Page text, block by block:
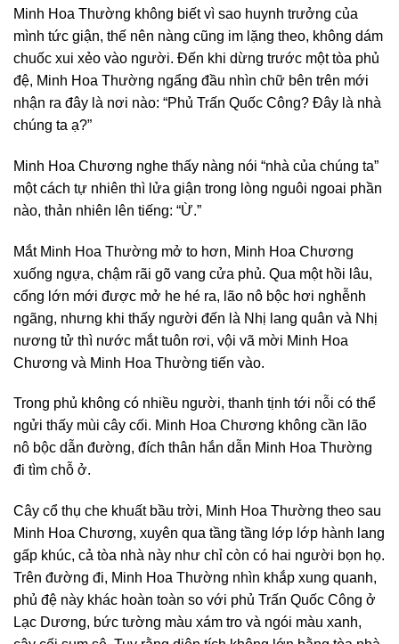
Minh Hoa Thường không biết vì sao huynh trưởng của
mình tức giận, thế nên nàng cũng im lặng theo, không dám
chuốc xui xẻo vào người. Đến khi dừng trước một tòa phủ
đệ, Minh Hoa Thường ngẩng đầu nhìn chữ bên trên mới
nhận ra đây là nơi nào: “Phủ Trấn Quốc Công? Đây là nhà
chúng ta ạ?”
Minh Hoa Chương nghe thấy nàng nói “nhà của chúng ta”
một cách tự nhiên thì lửa giận trong lòng nguôi ngoai phần
nào, thản nhiên lên tiếng: “Ừ.”
Mắt Minh Hoa Thường mở to hơn, Minh Hoa Chương
xuống ngựa, chậm rãi gõ vang cửa phủ. Qua một hồi lâu,
cổng lớn mới được mở he hé ra, lão nô bộc hơi nghễnh
ngãng, nhưng khi thấy người đến là Nhị lang quân và Nhị
nương tử thì nước mắt tuôn rơi, vội vã mời Minh Hoa
Chương và Minh Hoa Thường tiến vào.
Trong phủ không có nhiều người, thanh tịnh tới nỗi có thể
ngửi thấy mùi cây cối. Minh Hoa Chương không cần lão
nô bộc dẫn đường, đích thân hắn dẫn Minh Hoa Thường
đi tìm chỗ ở.
Cây cổ thụ che khuất bầu trời, Minh Hoa Thường theo sau
Minh Hoa Chương, xuyên qua tầng tầng lớp lớp hành lang
gấp khúc, cả tòa nhà này như chỉ còn có hai người bọn họ.
Trên đường đi, Minh Hoa Thường nhìn khắp xung quanh,
phủ đệ này khác hoàn toàn so với phủ Trấn Quốc Công ở
Lạc Dương, bức tường màu xám tro và ngói màu xanh,